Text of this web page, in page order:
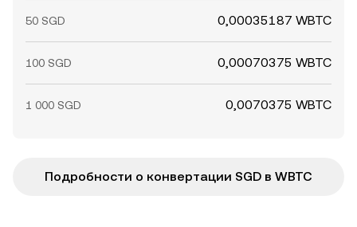
50 SGD 0,00035187 WBTC
100 SGD 0,00070375 WBTC
1 000 SGD 0,0070375 WBTC
Подробности о конвертации SGD в WBTC